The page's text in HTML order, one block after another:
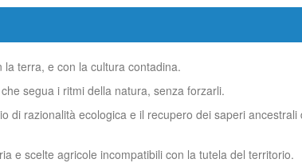
terra, e con la cultura contadina.
segua i ritmi della natura, senza forzarli.
di razionalità ecologica e il recupero dei saperi ancestrali
e scelte agricole incompatibili con la tutela del territorio.